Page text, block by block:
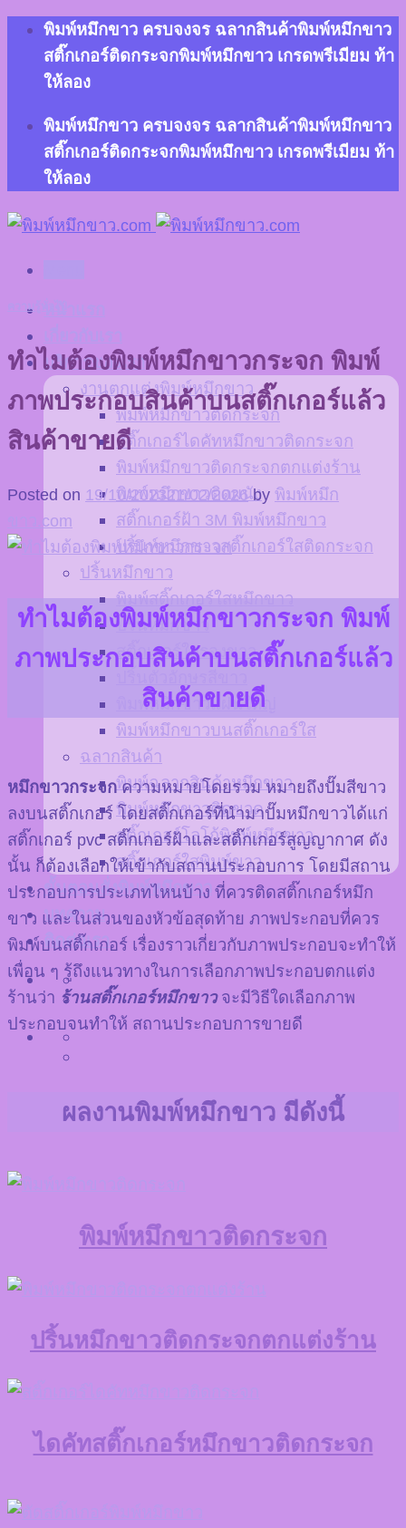
Skip
content
พิมพ์หมึกขาว ครบจงจร ฉลากสินค้าพิมพ์หมึกขาว
สติ๊กเกอร์ติดกระจกพิมพ์หมึกขาว เกรดพรีเมียม ท้า
ให้ลอง
พิมพ์หมึกขาว ครบจงจร ฉลากสินค้าพิมพ์หมึกขาว
สติ๊กเกอร์ติดกระจกพิมพ์หมึกขาว เกรดพรีเมียม ท้า
ให้ลอง
บริการของเรา
งานตกแต่งพิมพ์หมึกขาว
พิมพ์หมึกขาวติดกระจก
สติ๊กเกอร์ไดคัทหมึกขาวติดกระจก
พิมพ์หมึกขาวติดกระจกตกแต่งร้าน
พิมพ์หมึกขาวติดผนัง
สติ๊กเกอร์ฝ้า 3M พิมพ์หมึกขาว
ปริ้นท์หมึกขาวสติ๊กเกอร์ใสติดกระจก
ปริ้นหมึกขาว
พิมพ์สติ๊กเกอร์ใสหมึกขาว
ปริ้นหมึกขาว
สติ๊กเกอร์ใสรองขาว
พิมพ์หมึกขาวแผ่นใหญ่
พิมพ์หมึกขาวบนสติ๊กเกอร์ใส
ฉลากสินค้า
พิมพ์ฉลากสินค้าหมึกขาว
พิมพ์หมึกขาวติดขวด
สติ๊กเกอร์โลโก้พิมพ์หมึกขาว
สติ๊กเกอร์ใสพิมพ์ขาว
ขั้นตอนสั่งพิมพ์หมึกขาว
บทความ
ติดต่อเรา
ความรู้ทั่วไป
ทำไมต้องพิมพ์หมึกขาวกระจก พิมพ์
ภาพประกอบสินค้าบนสติ๊กเกอร์แล้ว
สินค้าขายดี
Posted on 19/10/202321/02/2026by พิมพ์หมึก
ขาว.com
ทำไมต้องพิมพ์หมึกขาวกระจก พิมพ์
ภาพประกอบสินค้าบนสติ๊กเกอร์แล้ว
สินค้าขายดี
หมึกขาวกระจกความหมายโดยรวม หมายถึงปั๊มสีขาว
ลงบนสติ๊กเกอร์ โดยสติ๊กเกอร์ที่นำมาปั๊มหมึกขาวได้แก่
สติ๊กเกอร์ pvc สติ๊กเกอร์ฝ้าและสติ๊กเกอร์สูญญากาศ ดัง
นั้น ก็ต้องเลือกให้เข้ากับสถานประกอบการ โดยมีสถาน
ประกอบการประเภทไหนบ้าง ที่ควรติดสติ๊กเกอร์หมึก
ขาว และในส่วนของหัวข้อสุดท้าย ภาพประกอบที่ควร
พิมพ์บนสติ๊กเกอร์ เรื่องราวเกี่ยวกับภาพประกอบจะทำให้
เพื่อน ๆ รู้ถึงแนวทางในการเลือกภาพประกอบตกแต่ง
ร้านว่า ร้านสติ๊กเกอร์หมึกขาวจะมีวิธีใดเลือกภาพ
ประกอบจนทำให้ สถานประกอบการขายดี
ผลงานพิมพ์หมึกขาว มีดังนี้
พิมพ์หมึกขาวติดกระจก
ปริ้นหมึกขาวติดกระจกตกแต่งร้าน
ไดคัทสติ๊กเกอร์หมึกขาวติดกระจก